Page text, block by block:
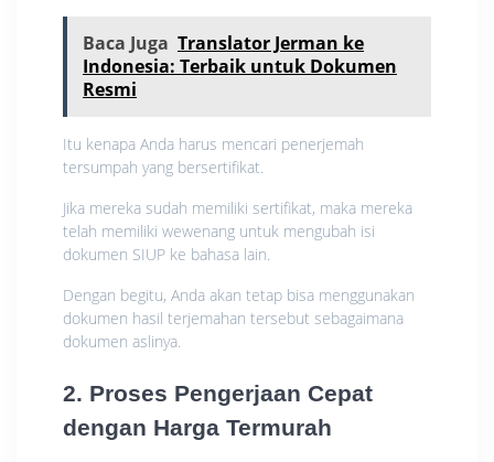
Baca Juga Translator Jerman ke
Indonesia: Terbaik untuk Dokumen
Resmi
Itu kenapa Anda harus mencari penerjemah
tersumpah yang bersertifikat.
Jika mereka sudah memiliki sertifikat, maka mereka
telah memiliki wewenang untuk mengubah isi
dokumen SIUP ke bahasa lain.
Dengan begitu, Anda akan tetap bisa menggunakan
dokumen hasil terjemahan tersebut sebagaimana
dokumen aslinya.
2. Proses Pengerjaan Cepat
dengan Harga Termurah